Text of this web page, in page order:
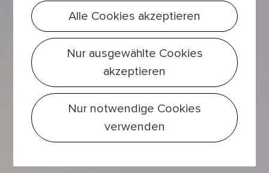
Alle Cookies akzeptieren
Nur ausgewählte Cookies
akzeptieren
Nur notwendige Cookies
verwenden